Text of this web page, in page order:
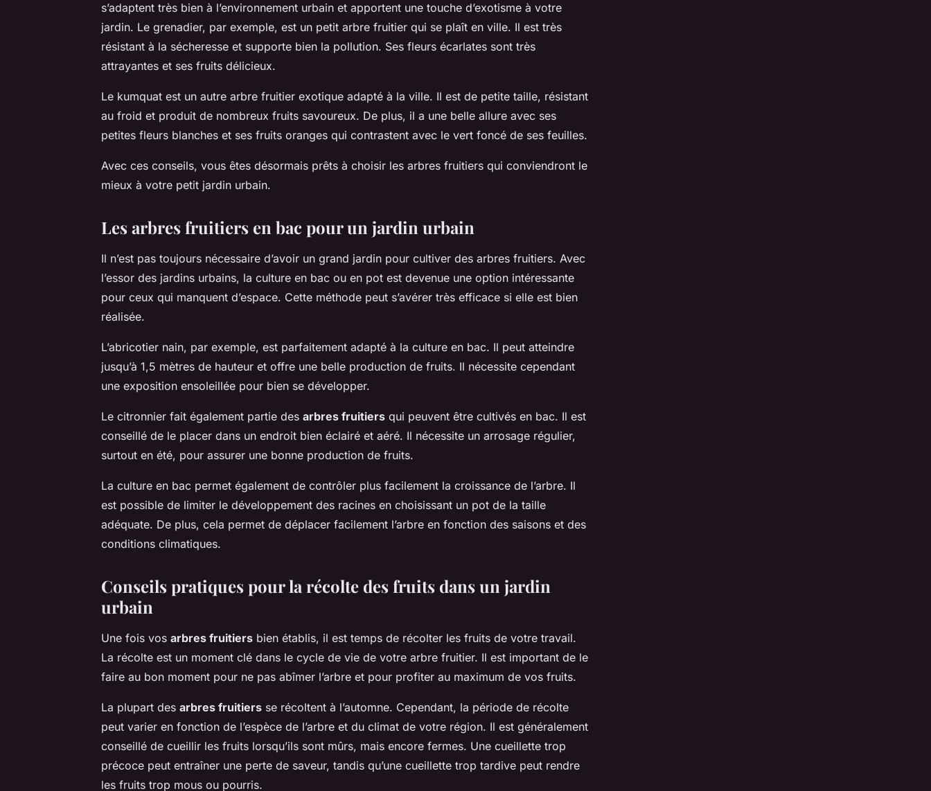
s’adaptent très bien à l’environnement urbain et apportent une touche d’exotisme à votre
jardin. Le grenadier, par exemple, est un petit arbre fruitier qui se plaît en ville. Il est très
résistant à la sécheresse et supporte bien la pollution. Ses fleurs écarlates sont très
attrayantes et ses fruits délicieux.
Le kumquat est un autre arbre fruitier exotique adapté à la ville. Il est de petite taille, résistant
au froid et produit de nombreux fruits savoureux. De plus, il a une belle allure avec ses
petites fleurs blanches et ses fruits oranges qui contrastent avec le vert foncé de ses feuilles.
Avec ces conseils, vous êtes désormais prêts à choisir les arbres fruitiers qui conviendront le
mieux à votre petit jardin urbain.
Les arbres fruitiers en bac pour un jardin urbain
Il n’est pas toujours nécessaire d’avoir un grand jardin pour cultiver des arbres fruitiers. Avec
l’essor des jardins urbains, la culture en bac ou en pot est devenue une option intéressante
pour ceux qui manquent d’espace. Cette méthode peut s’avérer très efficace si elle est bien
réalisée.
L’abricotier nain, par exemple, est parfaitement adapté à la culture en bac. Il peut atteindre
jusqu’à 1,5 mètres de hauteur et offre une belle production de fruits. Il nécessite cependant
une exposition ensoleillée pour bien se développer.
Le citronnier fait également partie des arbres fruitiers qui peuvent être cultivés en bac. Il est
conseillé de le placer dans un endroit bien éclairé et aéré. Il nécessite un arrosage régulier,
surtout en été, pour assurer une bonne production de fruits.
La culture en bac permet également de contrôler plus facilement la croissance de l’arbre. Il
est possible de limiter le développement des racines en choisissant un pot de la taille
adéquate. De plus, cela permet de déplacer facilement l’arbre en fonction des saisons et des
conditions climatiques.
Conseils pratiques pour la récolte des fruits dans un jardin
urbain
Une fois vos arbres fruitiers bien établis, il est temps de récolter les fruits de votre travail.
La récolte est un moment clé dans le cycle de vie de votre arbre fruitier. Il est important de le
faire au bon moment pour ne pas abîmer l’arbre et pour profiter au maximum de vos fruits.
La plupart des arbres fruitiers se récoltent à l’automne. Cependant, la période de récolte
peut varier en fonction de l’espèce de l’arbre et du climat de votre région. Il est généralement
conseillé de cueillir les fruits lorsqu’ils sont mûrs, mais encore fermes. Une cueillette trop
précoce peut entraîner une perte de saveur, tandis qu’une cueillette trop tardive peut rendre
les fruits trop mous ou pourris.